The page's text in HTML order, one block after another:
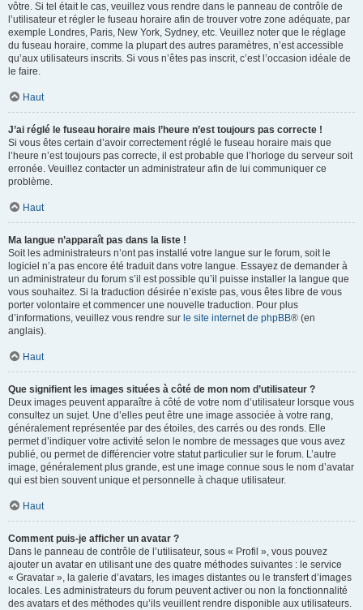
vôtre. Si tel était le cas, veuillez vous rendre dans le panneau de contrôle de
l’utilisateur et régler le fuseau horaire afin de trouver votre zone adéquate, par
exemple Londres, Paris, New York, Sydney, etc. Veuillez noter que le réglage
du fuseau horaire, comme la plupart des autres paramètres, n’est accessible
qu’aux utilisateurs inscrits. Si vous n’êtes pas inscrit, c’est l’occasion idéale de
le faire.
Haut
J’ai réglé le fuseau horaire mais l’heure n’est toujours pas correcte !
Si vous êtes certain d’avoir correctement réglé le fuseau horaire mais que
l’heure n’est toujours pas correcte, il est probable que l’horloge du serveur soit
erronée. Veuillez contacter un administrateur afin de lui communiquer ce
problème.
Haut
Ma langue n’apparaît pas dans la liste !
Soit les administrateurs n’ont pas installé votre langue sur le forum, soit le
logiciel n’a pas encore été traduit dans votre langue. Essayez de demander à
un administrateur du forum s’il est possible qu’il puisse installer la langue que
vous souhaitez. Si la traduction désirée n’existe pas, vous êtes libre de vous
porter volontaire et commencer une nouvelle traduction. Pour plus
d’informations, veuillez vous rendre sur le site internet de phpBB® (en
anglais).
Haut
Que signifient les images situées à côté de mon nom d’utilisateur ?
Deux images peuvent apparaître à côté de votre nom d’utilisateur lorsque vous
consultez un sujet. Une d’elles peut être une image associée à votre rang,
généralement représentée par des étoiles, des carrés ou des ronds. Elle
permet d’indiquer votre activité selon le nombre de messages que vous avez
publié, ou permet de différencier votre statut particulier sur le forum. L’autre
image, généralement plus grande, est une image connue sous le nom d’avatar
qui est bien souvent unique et personnelle à chaque utilisateur.
Haut
Comment puis-je afficher un avatar ?
Dans le panneau de contrôle de l’utilisateur, sous « Profil », vous pouvez
ajouter un avatar en utilisant une des quatre méthodes suivantes : le service
« Gravatar », la galerie d’avatars, les images distantes ou le transfert d’images
locales. Les administrateurs du forum peuvent activer ou non la fonctionnalité
des avatars et des méthodes qu’ils veuillent rendre disponible aux utilisateurs.